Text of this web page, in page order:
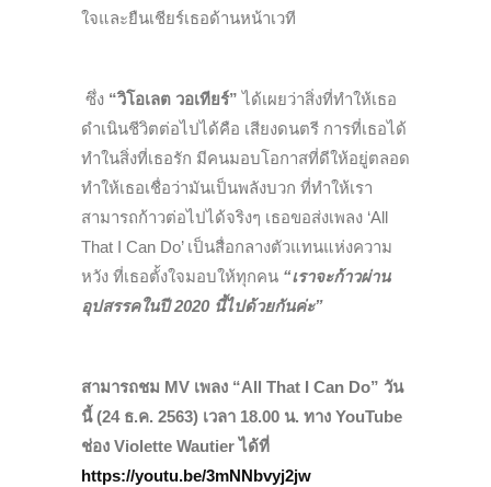
ใจและยืนเชียร์เธอด้านหน้าเวที
ซึ่ง “วิโอเลต วอเทียร์” ได้เผยว่าสิ่งที่ทำให้เธอ
ดำเนินชีวิตต่อไปได้คือ เสียงดนตรี การที่เธอได้
ทำในสิ่งที่เธอรัก มีคนมอบโอกาสที่ดีให้อยู่ตลอด
ทำให้เธอเชื่อว่ามันเป็นพลังบวก ที่ทำให้เรา
สามารถก้าวต่อไปได้จริงๆ เธอขอส่งเพลง ‘All
That I Can Do’ เป็นสื่อกลางตัวแทนแห่งความ
หวัง ที่เธอตั้งใจมอบให้ทุกคน “เราจะก้าวผ่าน
อุปสรรคในปี 2020 นี้ไปด้วยกันค่ะ”
สามารถชม MV เพลง “All That I Can Do” วัน
นี้ (24 ธ.ค. 2563) เวลา 18.00 น. ทาง YouTube
ช่อง Violette Wautier ได้ที่
https://youtu.be/3mNNbvyj2jw